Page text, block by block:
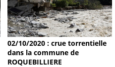
02/10/2020 : crue torrentielle
dans la commune de
ROQUEBILLIERE